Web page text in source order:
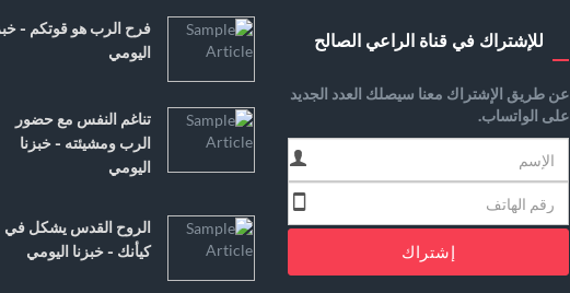
للإشتراك في قناة الراعي الصالح
عن طريق الإشتراك معنا سيصلك العدد الجديد
على الواتساب.
إشتراك
فرح الرب هو قوتكم -
اليومي
تناغم النفس مع حضور
الرب ومشيئته - خبزنا
اليومي
الروح القدس يشكل في
كيأنك - خبزنا اليومي